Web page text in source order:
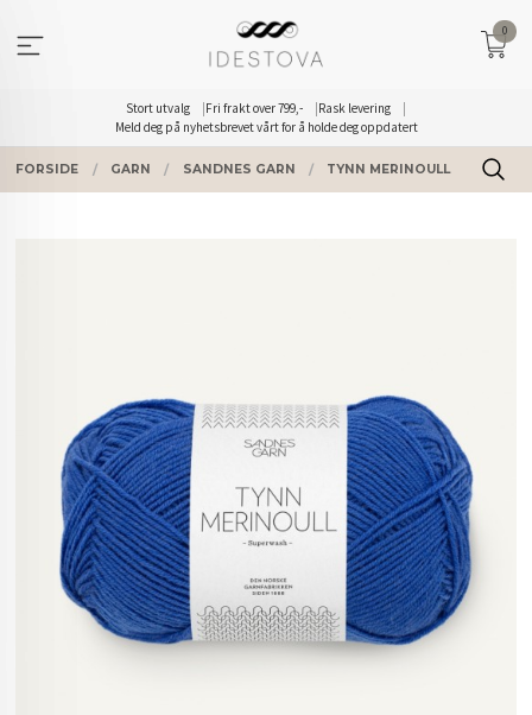
innholdet
Stort utvalg Fri frakt over 799,-
Rask levering
Meld deg på nyhetsbrevet vårt for å holde deg oppdatert
0
FORSIDE GARN SANDNES GARN TYNN MERINOULL